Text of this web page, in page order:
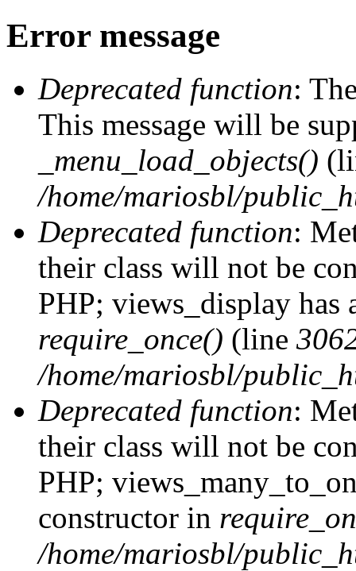
Error message
Deprecated function:
This message will be
_menu_load_objects()
/home/mariosbl/
Deprecated function:
their class will not be
PHP; views_display has
require_once() (line
/home/mariosbl/
Deprecated function:
their class will not be
PHP;
constructor in
/home/mariosbl/